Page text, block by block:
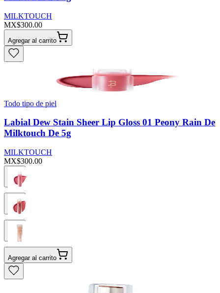
MILKTOUCH
MX$300.00
Agregar al carrito
Todo tipo de piel
Labial Dew Stain Sheer Lip Gloss 01 Peony Rain De
Milktouch De 5g
MILKTOUCH
MX$300.00
Agregar al carrito